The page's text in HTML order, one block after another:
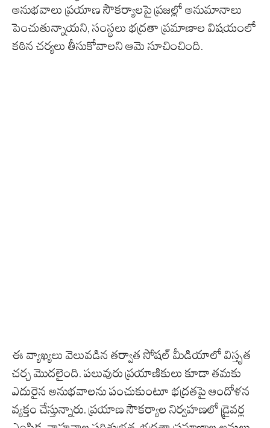
అనుభవాలు ప్రయాణ సౌకర్యాలపై ప్రజల్లో అనుమానాలు
పెంచుతున్నాయని, సంస్థలు భద్రతా ప్రమాణాల విషయంలో
కఠిన చర్యలు తీసుకోవాలని ఆమె సూచించింది.
ఈ వ్యాఖ్యలు వెలువడిన తర్వాత సోషల్ మీడియాలో విస్తృత
చర్చ మొదలైంది. పలువురు ప్రయాణికులు కూడా తమకు
ఎదురైన అనుభవాలను పంచుకుంటూ భద్రతపై ఆందోళన
వ్యక్తం చేస్తున్నారు. ప్రయాణ సౌకర్యాల నిర్వహణలో డ్రైవర్ల